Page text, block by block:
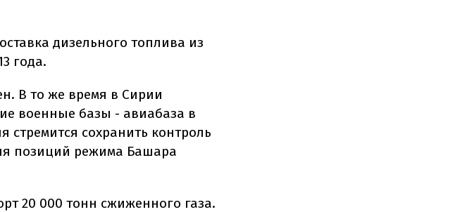
дизельного топлива из
года.
В то же время в Сирии
военные базы - авиабаза в
стремится сохранить контроль
позиций режима Башара
20 000 тонн сжиженного газа.